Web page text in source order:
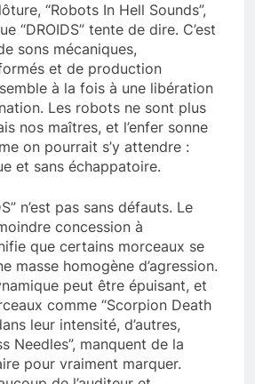
“Robots In Hell Sounds”,
“DROIDS” tente de dire. C’est
sons mécaniques,
et de production
à la fois à une libération
Les robots ne sont plus
nos maîtres, et l’enfer sonne
on pourrait s’y attendre :
et sans échappatoire.
n’est pas sans défauts. Le
concession à
que certains morceaux se
masse homogène d’agression.
peut être épuisant, et
comme “Scorpion Death
leur intensité, d’autres,
Needles”, manquent de la
pour vraiment marquer.